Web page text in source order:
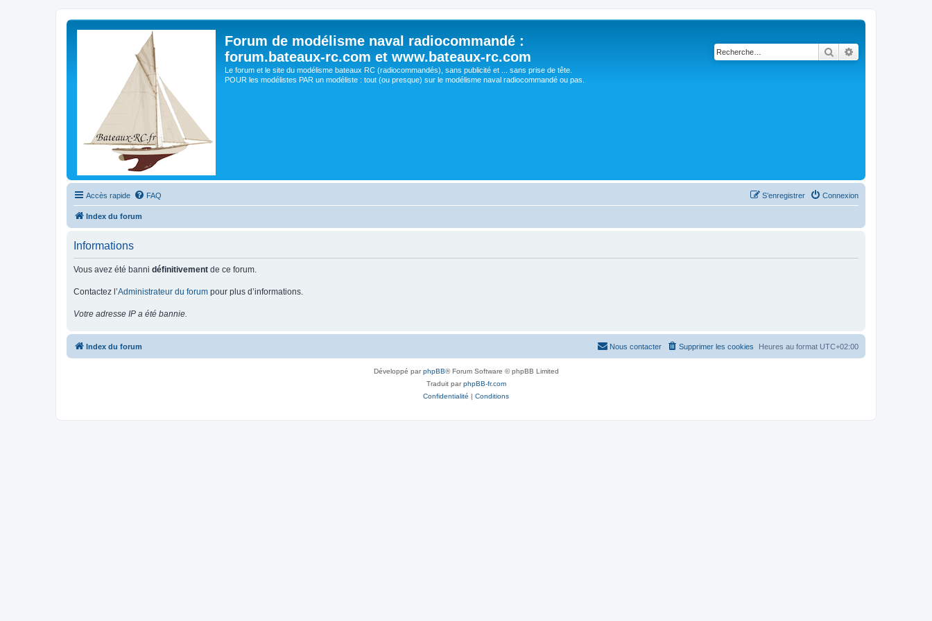
Forum de modélisme naval radiocommandé :
forum.bateaux-rc.com et www.bateaux-rc.com
Le forum et le site du modélisme bateaux RC (radiocommandés), sans publicité et ... sans prise de tête.
POUR les modélistes PAR un modéliste : tout (ou presque) sur le modélisme naval radiocommandé ou pas.
Rechercher
Accès rapide FAQ Connexion
S’enregistrer
Index du forum
Informations
Vous avez été banni définitivement de ce forum.
Contactez l’Administrateur du forum pour plus d’informations.
Votre adresse IP a été bannie.
Index du forum Heures au format UTC+02:00
Supprimer les cookies
Nous contacter
Développé parphpBB® Forum Software © phpBB Limited
Traduit parphpBB-fr.com
Confidentialité | Conditions